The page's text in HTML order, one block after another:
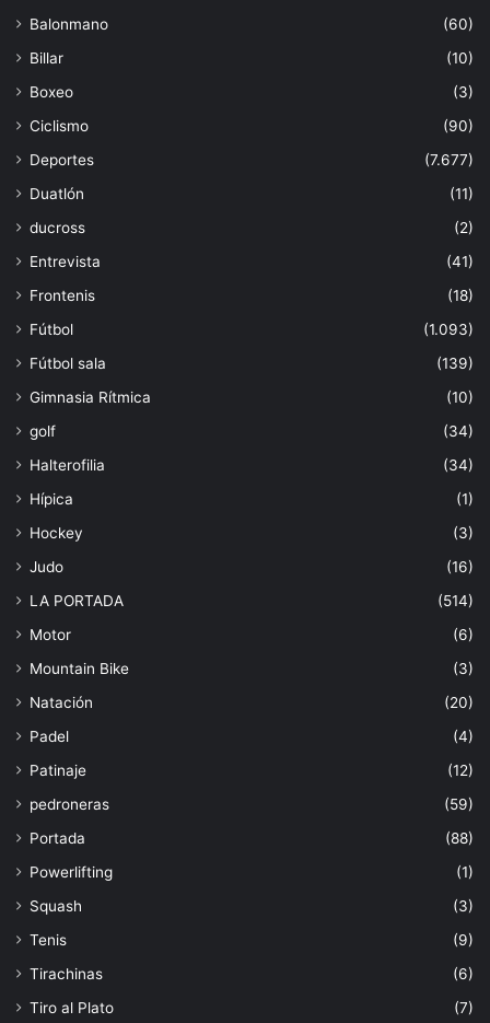
Balonmano
(60)
Billar
(10)
Boxeo
(3)
Ciclismo
(90)
Deportes
(7.677)
Duatlón
(11)
ducross
(2)
Entrevista
(41)
Frontenis
(18)
Fútbol
(1.093)
Fútbol sala
(139)
Gimnasia Rítmica
(10)
golf
(34)
Halterofilia
(34)
Hípica
(1)
Hockey
(3)
Judo
(16)
LA PORTADA
(514)
Motor
(6)
Mountain Bike
(3)
Natación
(20)
Padel
(4)
Patinaje
(12)
pedroneras
(59)
Portada
(88)
Powerlifting
(1)
Squash
(3)
Tenis
(9)
Tirachinas
(6)
Tiro al Plato
(7)